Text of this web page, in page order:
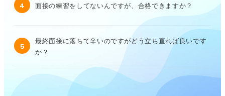
4 面接の練習をしてないんですが、合格できますか？
5
最終面接に落ちて辛いのですがどう立ち直れば良いです
か？